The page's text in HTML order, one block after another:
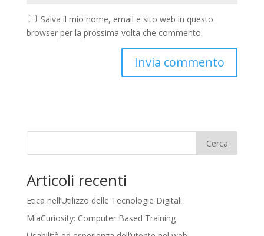
Salva il mio nome, email e sito web in questo
browser per la prossima volta che commento.
Cerca
Articoli recenti
Etica nell’Utilizzo delle Tecnologie Digitali
MiaCuriosity: Computer Based Training